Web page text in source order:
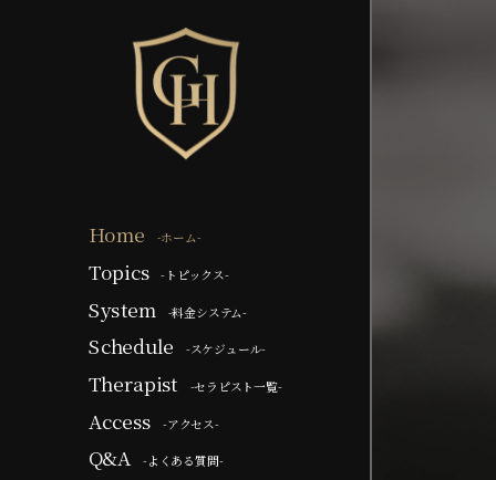
Home -ホーム-
Topics -トピックス-
System -料金システム-
Schedule -スケジュール-
Therapist -セラピスト一覧-
Access -アクセス-
Q&A -よくある質問-